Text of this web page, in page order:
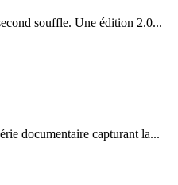
souffle. Une édition 2.0...
documentaire capturant la...